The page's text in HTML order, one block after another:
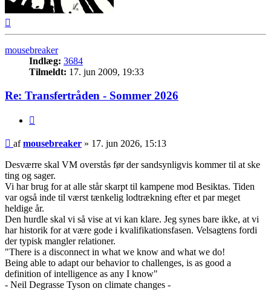
mousebreaker
Indlæg: 3684
Tilmeldt: 17. jun 2009, 19:33
Re: Transfertråden - Sommer 2026
Indlæg
afmousebreaker » 17. jun 2026, 15:13
Desværre skal VM overstås før der sandsynligvis kommer til at ske
ting og sager.
Vi har brug for at alle står skarpt til kampene mod Besiktas. Tiden
var også inde til værst tænkelig lodtrækning efter et par meget
heldige år.
Den hurdle skal vi så vise at vi kan klare. Jeg synes bare ikke, at vi
har historik for at være gode i kvalifikationsfasen. Velsagtens fordi
der typisk mangler relationer.
"There is a disconnect in what we know and what we do!
Being able to adapt our behavior to challenges, is as good a
definition of intelligence as any I know"
- Neil Degrasse Tyson on climate changes -